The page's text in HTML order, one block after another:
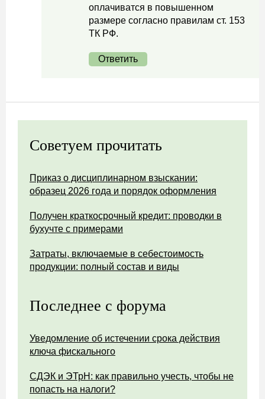
оплачиватся в повышенном
размере согласно правилам ст. 153
ТК РФ.
Ответить
Советуем прочитать
Приказ о дисциплинарном взыскании:
образец 2026 года и порядок оформления
Получен краткосрочный кредит: проводки в
бухучте с примерами
Затраты, включаемые в себестоимость
продукции: полный состав и виды
Последнее с форума
Уведомление об истечении срока действия
ключа фискального
СДЭК и ЭТрН: как правильно учесть, чтобы не
попасть на налоги?